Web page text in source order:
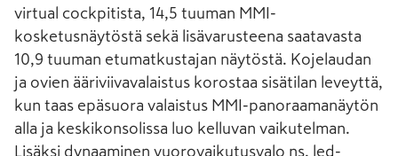
virtual cockpitista, 14,5 tuuman MMI-
kosketusnäytöstä sekä lisävarusteena saatavasta
10,9 tuuman etumatkustajan näytöstä. Kojelaudan
ja ovien ääriviivavalaistus korostaa sisätilan leveyttä,
kun taas epäsuora valaistus MMI-panoraamanäytön
alla ja keskikonsolissa luo kelluvan vaikutelman.
Lisäksi dynaaminen vuorovaikutusvalo ns. led-